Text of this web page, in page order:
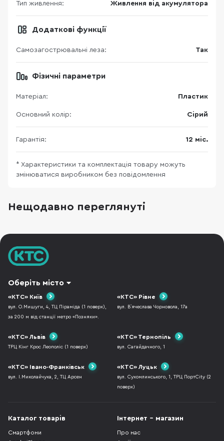
Тип живлення: Живлення від акумулятора
Додаткові функції
Самозагострювальні леза: Так
Фізичні параметри
Матеріал: Пластик
Основний колір: Сірий
Гарантія: 12 міс.
* Характеристики та комплектація товару можуть
змінюватися виробником без повідомлення
Нещодавно переглянуті
Оберіть місто
«КТС» Київ
вул. О.Мишуги, 4, ТЦ Піраміда (1 поверх),
за 200 м від станції метро «Позняки».
«КТС» Рівне
вул. В`ячеслава Чорновола, 17а
«КТС» Львів
ТРЦ Кінг Крос Леополіс (1 поверх)
«КТС» Тернопіль
вул. Сагайдачного, 1
«КТС» Івано-Франківськ
вул. І.Миколайчука, 2, ТЦ Арсен
«КТС» Луцьк
вул. Сухомлинського, 1, ТРЦ ПортCity (2
поверх)
Каталог товарів
Смартфони
Інтернет - магазин
Про нас